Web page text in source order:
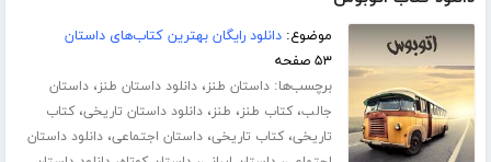
موضوع:دانلود رایگان بهترین کتاب‌های داستان
۵۳ صفحه
برچسب‌ها:داستان طنز،دانلود داستان طنز،داستان
جالب،کتاب طنز، طنز،دانلود داستان تاریخی،کتاب
تاریخی،کتاب تاریخی،داستان اجتماعی،دانلود داستان